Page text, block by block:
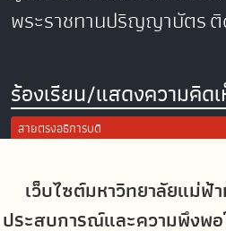
เว็บไซต์มหาวิทยาลัยแม่ฟ้
ประสบการณ์และความพึงพอ
พระราชทานปริญญาบัตร
ร้องเรียน/แสดงความคิด
สายตรงอธิการบดี
ประเมินความพึงพอใจในการใช้งานเว็บไซต์
Site Map